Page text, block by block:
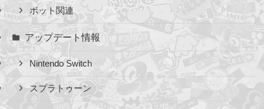
ボット関連
アップデート情報
Nintendo Switch
スプラトゥーン